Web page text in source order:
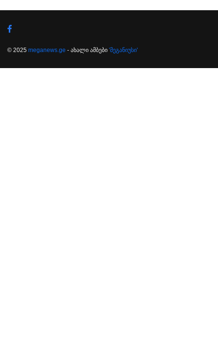
© 2025 meganews.ge - ახალი ამბები 'მეგანიუსი'